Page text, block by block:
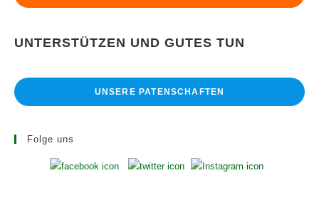
UNTERSTÜTZEN UND GUTES TUN
UNSERE PATENSCHAFTEN
Folge uns